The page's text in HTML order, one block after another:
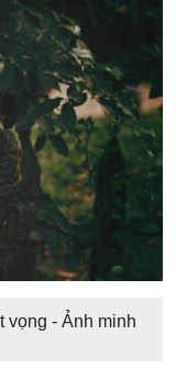
vọng - Ảnh minh